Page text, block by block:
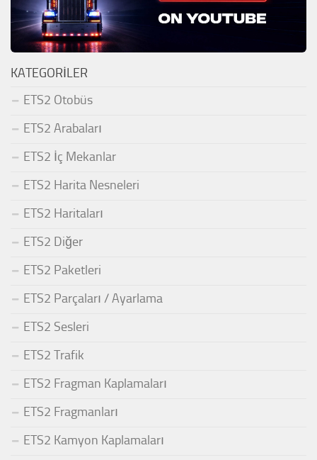
KATEGORILER
ETS2 Otobüs
ETS2 Arabaları
ETS2 İç Mekanlar
ETS2 Harita Nesneleri
ETS2 Haritaları
ETS2 Diğer
ETS2 Paketleri
ETS2 Parçaları / Ayarlama
ETS2 Sesleri
ETS2 Trafik
ETS2 Fragman Kaplamaları
ETS2 Fragmanları
ETS2 Kamyon Kaplamaları